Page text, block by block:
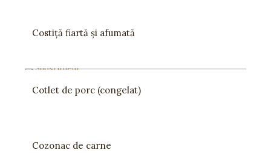
Costiță fiartă și afumată
Cotlet de porc (congelat)
Cozonac de carne